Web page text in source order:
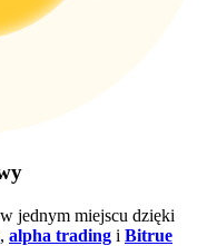
jednym miejscu dzięki
, alpha trading i Bitrue